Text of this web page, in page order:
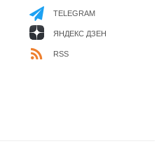
TELEGRAM
ЯНДЕКС ДЗЕН
RSS